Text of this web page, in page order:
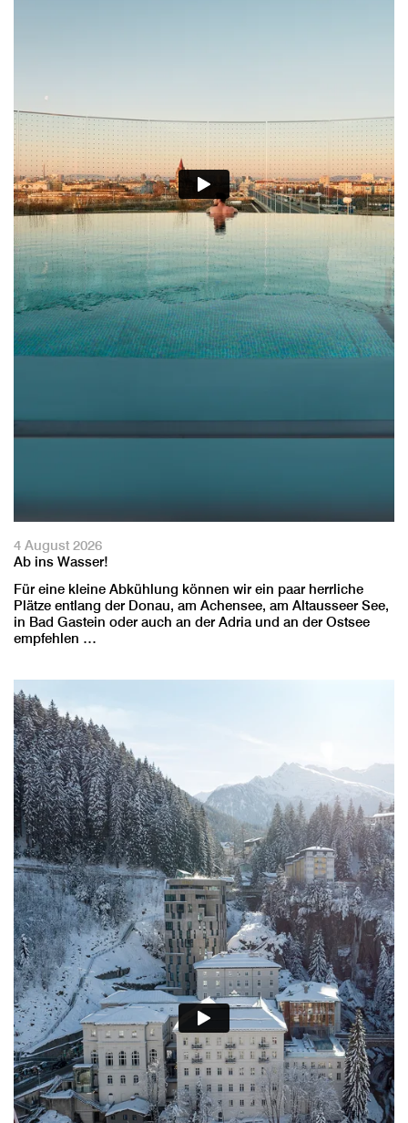
4 August 2026
Ab ins Wasser!
Für eine kleine Abkühlung können wir ein paar herrliche
Plätze entlang der Donau, am Achensee, am Altausseer See,
in Bad Gastein oder auch an der Adria und an der Ostsee
empfehlen …